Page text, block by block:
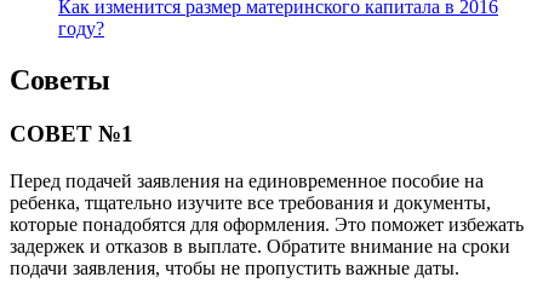
Как изменится размер материнского капитала в 2016
году?
Советы
СОВЕТ №1
Перед подачей заявления на единовременное пособие на
ребенка, тщательно изучите все требования и документы,
которые понадобятся для оформления. Это поможет избежать
задержек и отказов в выплате. Обратите внимание на сроки
подачи заявления, чтобы не пропустить важные даты.